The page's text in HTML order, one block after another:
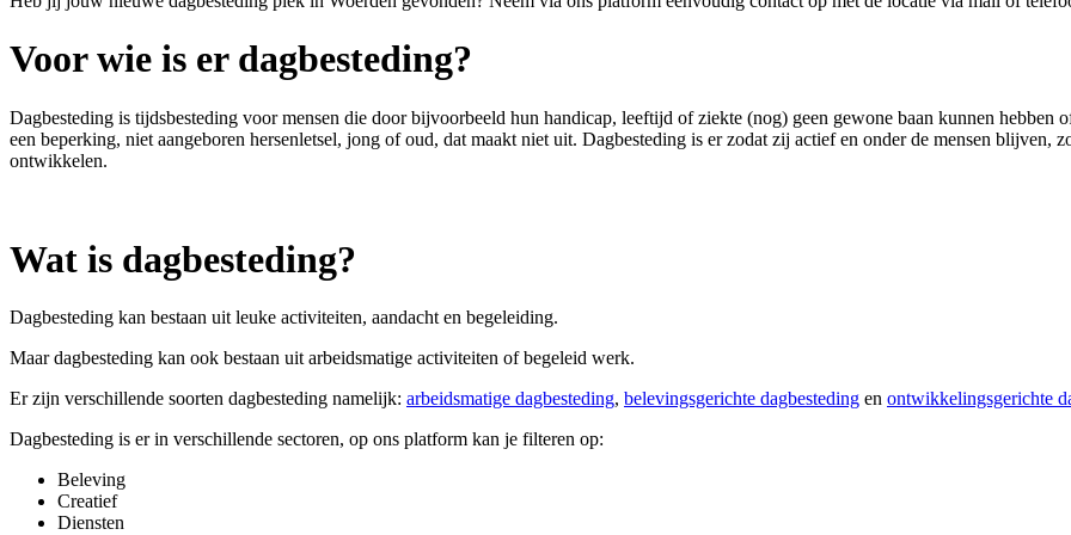
Voor wie is er dagbesteding?
Dagbesteding is tijdsbesteding voormensen die door bijvoorbeeld hun handicap, leeftijd of ziekte (nog) geen gewone baan kunnen hebben
een beperking, niet aangeboren hersenletsel, jong of oud, dat maakt niet uit. Dagbesteding is er zodat zij actief en onder de mensen blijven,
ontwikkelen.
Wat is dagbesteding?
Dagbesteding kan bestaan uit leuke activiteiten, aandacht en begeleiding.
Maar dagbesteding kan ook bestaan uit arbeidsmatige activiteiten of begeleid werk.
Er zijn verschillende soorten dagbesteding namelijk: arbeidsmatige dagbesteding, belevingsgerichte dagbesteding en ontwikkelingsgerichte
Dagbesteding is er in verschillende sectoren, op ons platform kan je filteren op:
Beleving
Creatief
Diensten